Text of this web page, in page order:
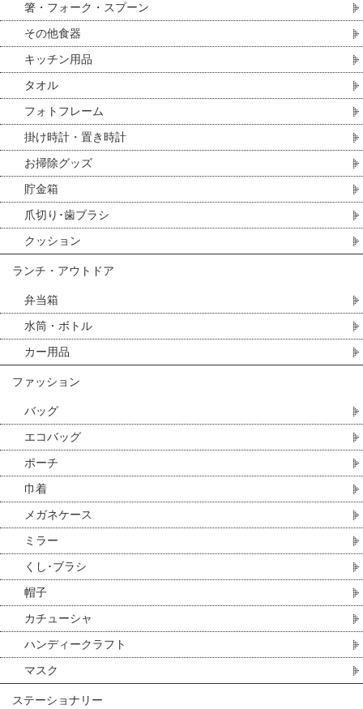
箸・フォーク・スプーン
その他食器
キッチン用品
タオル
フォトフレーム
掛け時計・置き時計
お掃除グッズ
貯金箱
爪切り･歯ブラシ
クッション
ランチ・アウトドア
弁当箱
水筒・ボトル
カー用品
ファッション
バッグ
エコバッグ
ポーチ
巾着
メガネケース
ミラー
くし･ブラシ
帽子
カチューシャ
ハンディークラフト
マスク
ステーショナリー